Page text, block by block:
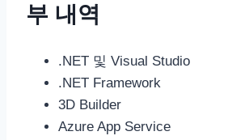
부 내역
.NET 및 Visual Studio
.NET Framework
3D Builder
Azure App Service